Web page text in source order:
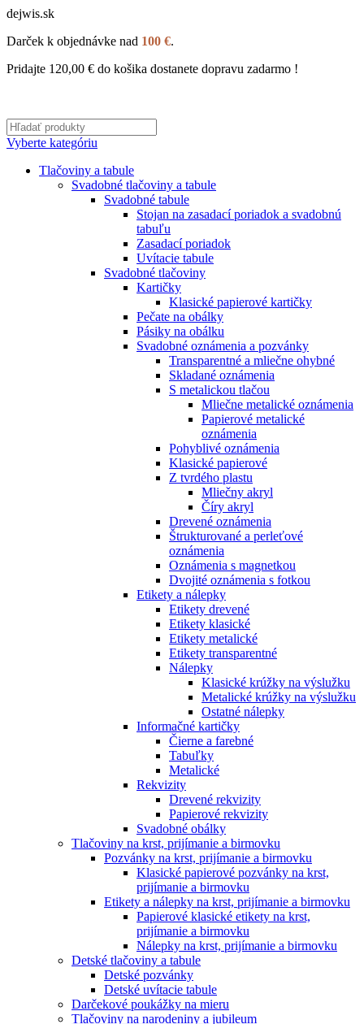
dejwis.sk
Darček k objednávke nad 100 €.
Pridajte 120,00 € do košika dostanete dopravu zadarmo !
Vyberte kategóriu
Tlačoviny a tabule
Svadobné tlačoviny a tabule
Svadobné tabule
Stojan na zasadací poriadok a svadobnú
tabuľu
Zasadací poriadok
Uvítacie tabule
Svadobné tlačoviny
Kartičky
Klasické papierové kartičky
Pečate na obálky
Pásiky na obálku
Svadobné oznámenia a pozvánky
Transparentné a mliečne ohybné
Skladané oznámenia
S metalickou tlačou
Mliečne metalické oznámenia
Papierové metalické
oznámenia
Pohyblivé oznámenia
Klasické papierové
Z tvrdého plastu
Mliečny akryl
Číry akryl
Drevené oznámenia
Štrukturované a perleťové
oznámenia
Oznámenia s magnetkou
Dvojité oznámenia s fotkou
Etikety a nálepky
Etikety drevené
Etikety klasické
Etikety metalické
Etikety transparentné
Nálepky
Klasické krúžky na výslužku
Metalické krúžky na výslužku
Ostatné nálepky
Informačné kartičky
Čierne a farebné
Tabuľky
Metalické
Rekvizity
Drevené rekvizity
Papierové rekvizity
Svadobné obálky
Tlačoviny na krst, prijímanie a birmovku
Pozvánky na krst, prijímanie a birmovku
Klasické papierové pozvánky na krst,
prijímanie a birmovku
Etikety a nálepky na krst, prijímanie a birmovku
Papierové klasické etikety na krst,
prijímanie a birmovku
Nálepky na krst, prijímanie a birmovku
Detské tlačoviny a tabule
Detské pozvánky
Detské uvítacie tabule
Darčekové poukážky na mieru
Tlačoviny na narodeniny a jubileum